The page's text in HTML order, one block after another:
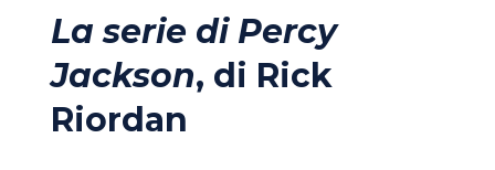
La serie di Percy
Jackson, di Rick
Riordan